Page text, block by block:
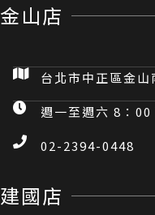
金山店
台北市中正區金
週一至週六 8：
02-2394-0448
建國店